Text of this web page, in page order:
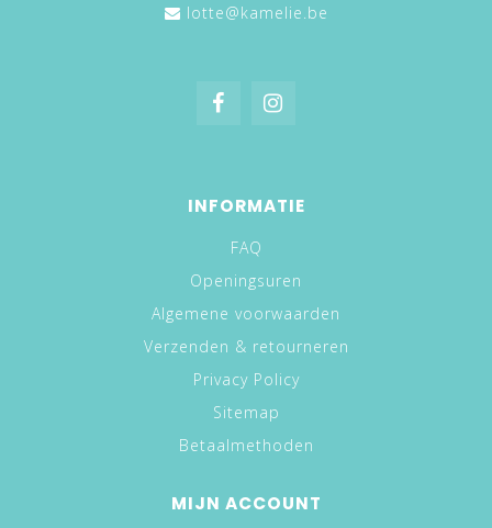
lotte@kamelie.be
INFORMATIE
FAQ
Openingsuren
Algemene voorwaarden
Verzenden & retourneren
Privacy Policy
Sitemap
Betaalmethoden
MIJN ACCOUNT